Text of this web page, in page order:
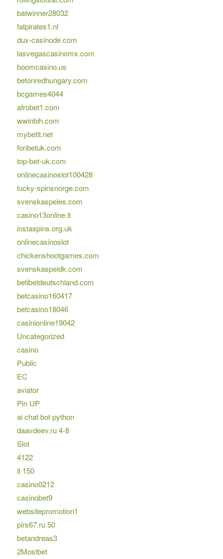
batwinner28032
fatpirates1.nl
dux-casinode.com
lasvegascasinomx.com
boomcasino.us
betonredhungary.com
bcgames4044
afrobet1.com
wwinbih.com
mybetit.net
fonbetuk.com
top-bet-uk.com
onlinecasinoslot100428
lucky-spinsnorge.com
svenskaspeles.com
casino13online.it
instaspins.org.uk
onlinecasinoslot
chickenshootgames.com
svenskaspeldk.com
betibetdeutschland.com
betcasino160417
betcasino18046
casinionline19042
Uncategorized
casino
Public
EC
aviator
Pin UP
ai chat bot python
daavdeev.ru 4-8
Slot
4122
it 150
casino0212
casinobet9
websitepromotion1
pirs67.ru 50
betandreas3
2Mostbet